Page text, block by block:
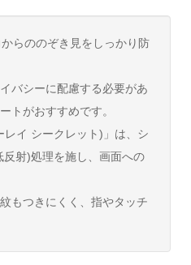
らののぞき見をしっかり防
バシーに配慮する必要があ
トがおすすめです。
レイ シークレット)」は、シ
射)処理を施し、画面への
もつきにくく、指やタッチ